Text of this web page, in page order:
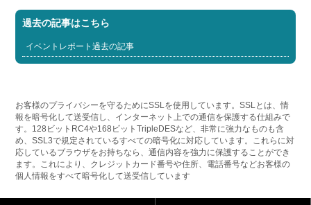
過去の記事はこちら
イベントレポート過去の記事
お客様のプライバシーを守るためにSSLを使用しています。SSLとは、情
報を暗号化して送受信し、インターネット上での通信を保護する仕組みで
す。128ビットRC4や168ビットTripleDESなど、非常に強力なものも含
め、SSL3で規定されているすべての暗号化に対応しています。これらに対
応しているブラウザをお持ちなら、通信内容を強力に保護することができ
ます。これにより、クレジットカード番号や住所、電話番号などお客様の
個人情報をすべて暗号化して送受信しています